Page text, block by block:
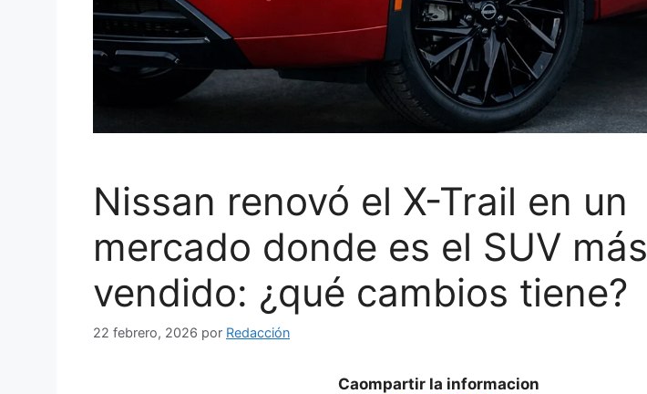
Nissan renovó el X-Trail en un
mercado donde es el SUV más
vendido: ¿qué cambios tiene?
22 febrero, 2026 por Redacción
Caompartir la informacion